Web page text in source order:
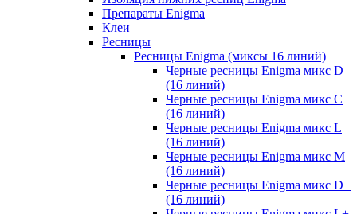
Препараты Enigma
Клеи
Ресницы
Ресницы Enigma (миксы 16 линий)
Черные ресницы Enigma микс D
(16 линий)
Черные ресницы Enigma микс C
(16 линий)
Черные ресницы Enigma микс L
(16 линий)
Черные ресницы Enigma микс M
(16 линий)
Черные ресницы Enigma микс D+
(16 линий)